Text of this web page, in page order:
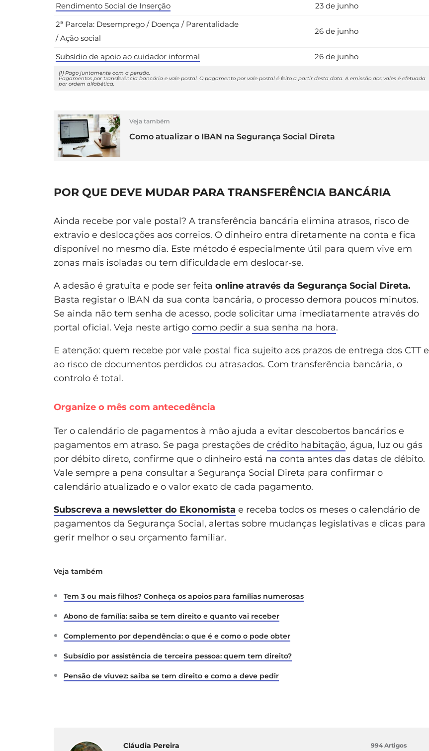
Rendimento Social de Inserção
23 de junho
2ª Parcela: Desemprego / Doença / Parentalidade
/ Ação social
26 de junho
Subsídio de apoio ao cuidador informal 26 de junho
(1) Pago juntamente com a pensão.
Pagamentos por transferência bancária e vale postal. O pagamento por vale postal é feito a partir desta data. A emissão dos vales é efetuada
por ordem alfabética.
Veja também
Como atualizar o IBAN na Segurança Social Direta
POR QUE DEVE MUDAR PARA TRANSFERÊNCIA BANCÁRIA
Ainda recebe por vale postal? A transferência bancária elimina atrasos, risco de
extravio e deslocações aos correios. O dinheiro entra diretamente na conta e fica
disponível no mesmo dia. Este método é especialmente útil para quem vive em
zonas mais isoladas ou tem dificuldade em deslocar-se.
A adesão é gratuita e pode ser feita online através da Segurança Social Direta.
Basta registar o IBAN da sua conta bancária, o processo demora poucos minutos.
Se ainda não tem senha de acesso, pode solicitar uma imediatamente através do
portal oficial. Veja neste artigo como pedir a sua senha na hora.
E atenção: quem recebe por vale postal fica sujeito aos prazos de entrega dos CTT e
ao risco de documentos perdidos ou atrasados. Com transferência bancária, o
controlo é total.
Organize o mês com antecedência
Ter o calendário de pagamentos à mão ajuda a evitar descobertos bancários e
pagamentos em atraso. Se paga prestações de crédito habitação, água, luz ou gás
por débito direto, confirme que o dinheiro está na conta antes das datas de débito.
Vale sempre a pena consultar a Segurança Social Direta para confirmar o
calendário atualizado e o valor exato de cada pagamento.
Subscreva a newsletter do Ekonomista e receba todos os meses o calendário de
pagamentos da Segurança Social, alertas sobre mudanças legislativas e dicas para
gerir melhor o seu orçamento familiar.
Veja também
Tem 3 ou mais filhos? Conheça os apoios para famílias numerosas
Abono de família: saiba se tem direito e quanto vai receber
Complemento por dependência: o que é e como o pode obter
Subsídio por assistência de terceira pessoa: quem tem direito?
Pensão de viuvez: saiba se tem direito e como a deve pedir
Cláudia Pereira 994 Artigos